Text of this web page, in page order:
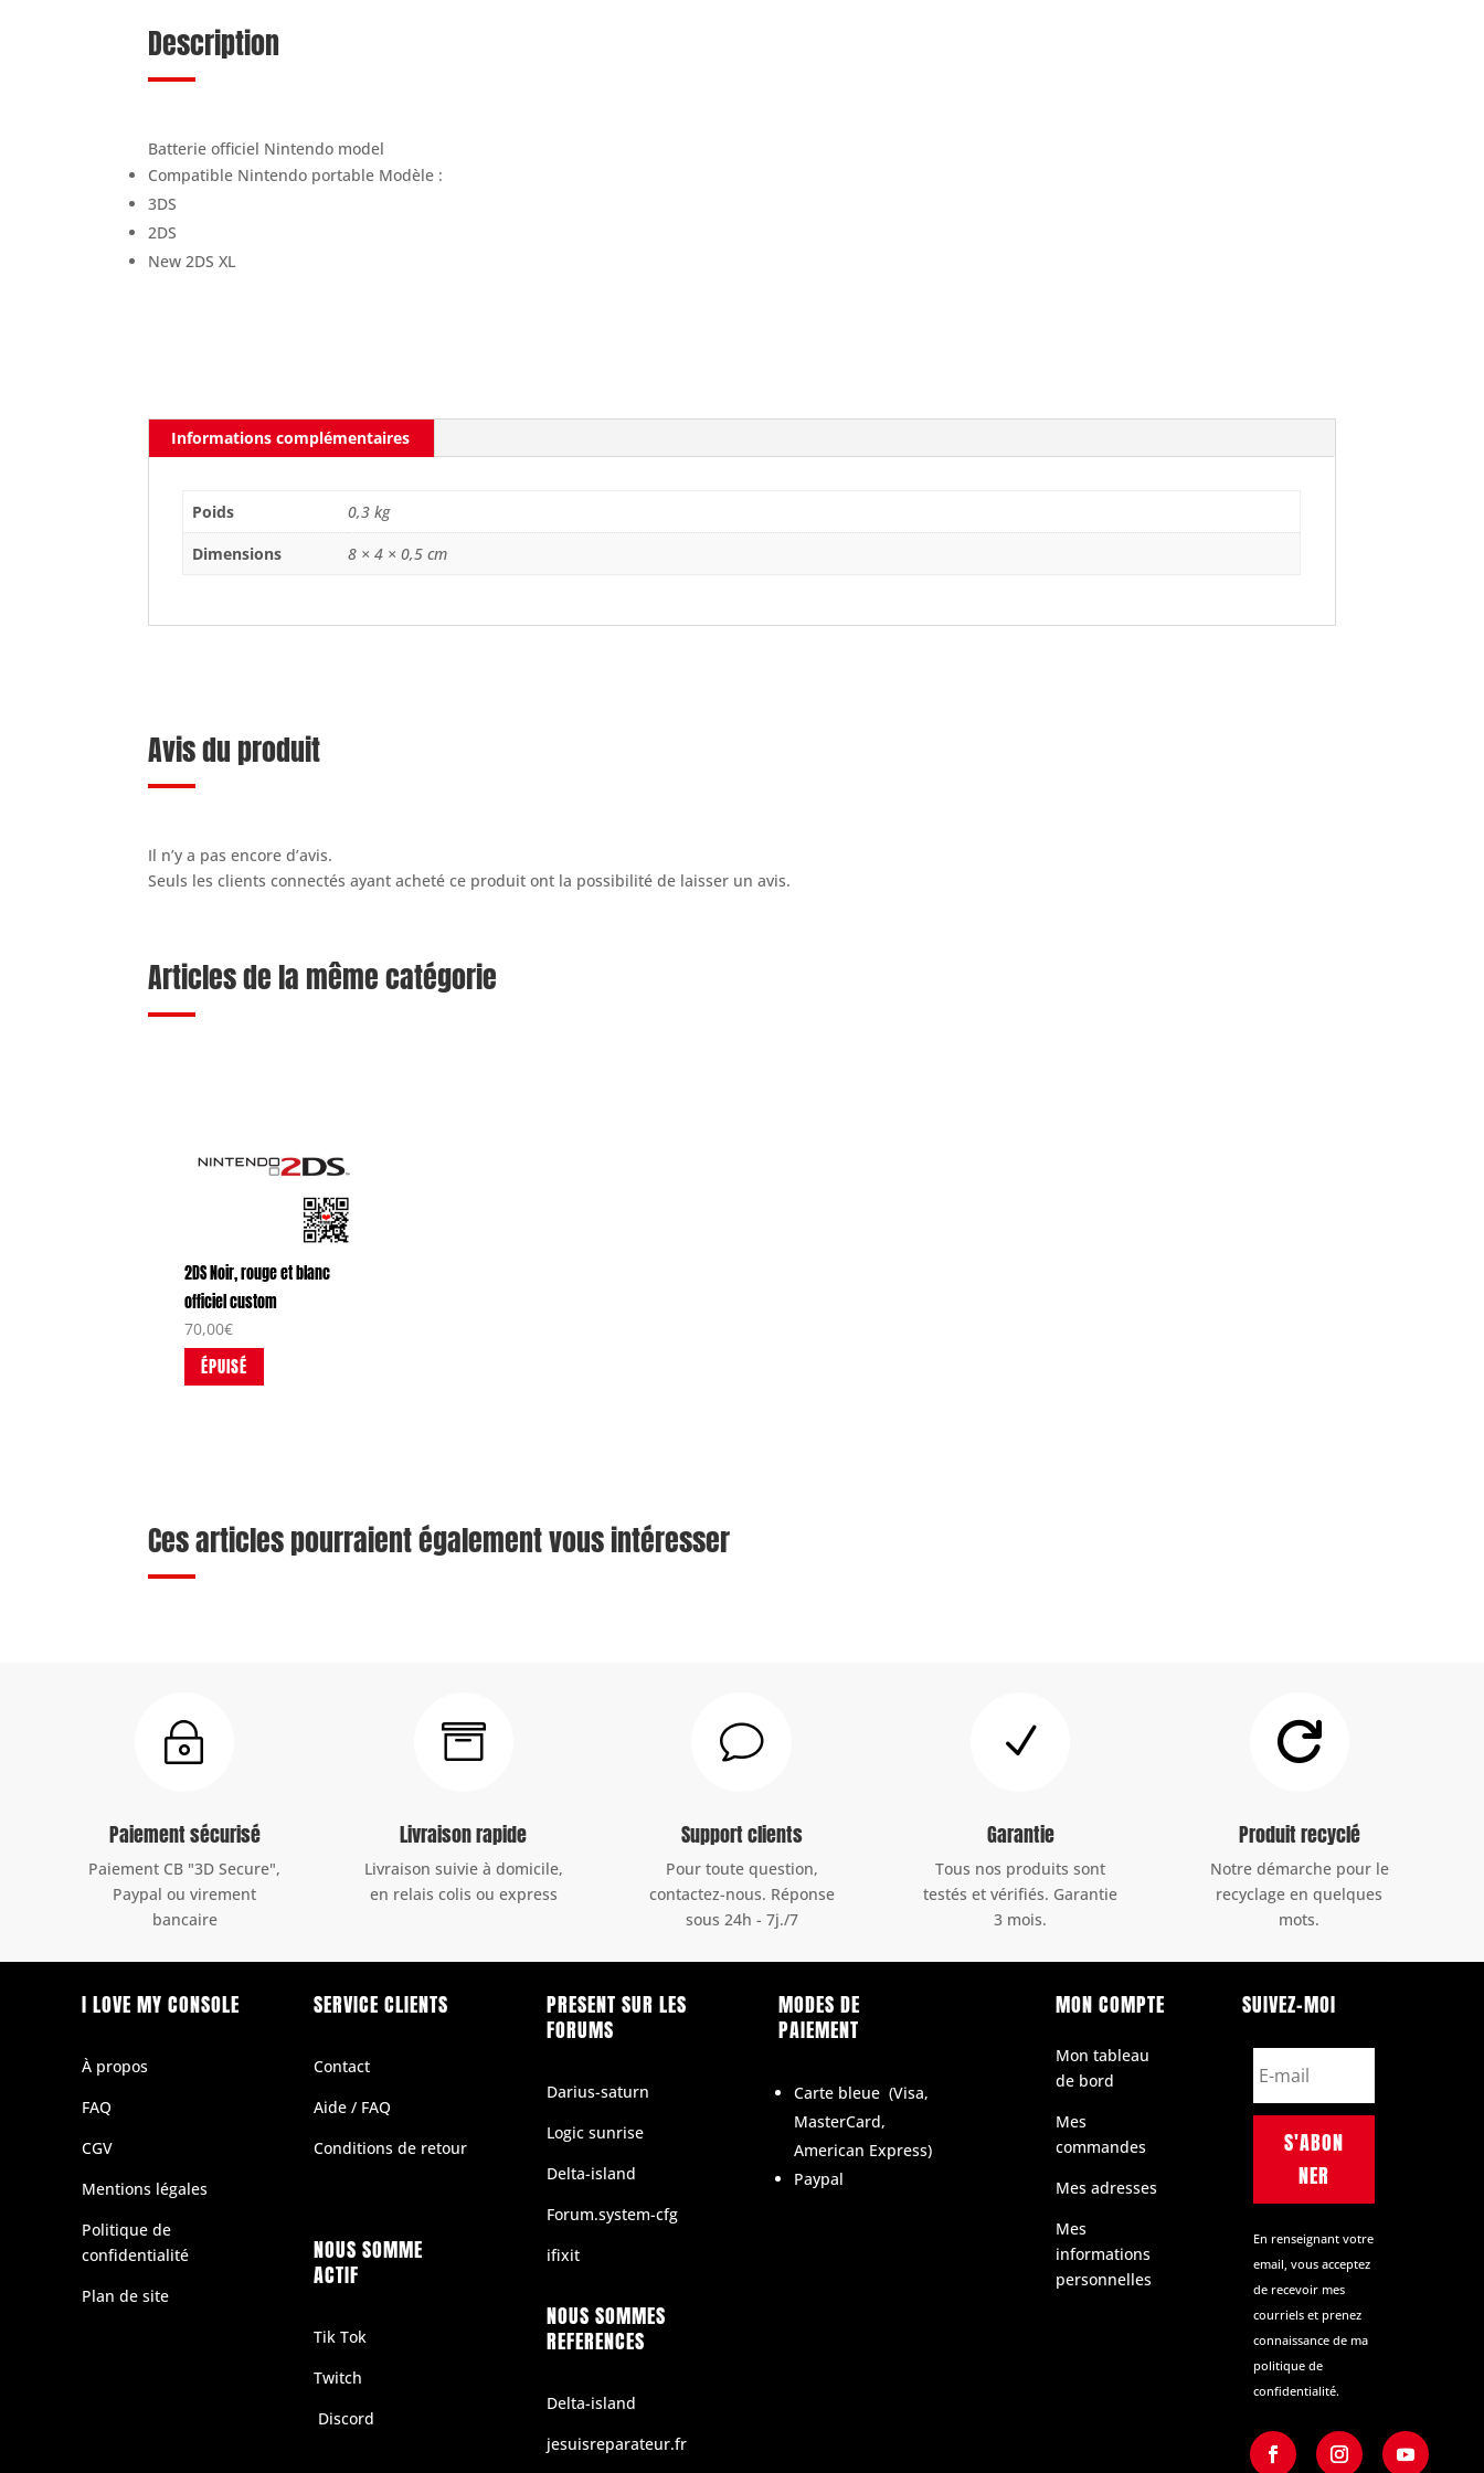
Description
Batterie officiel Nintendo model
Compatible Nintendo portable Modèle :
3DS
2DS
New 2DS XL
Informations complémentaires
Poids
0,3 kg
Dimensions
8 × 4 × 0,5 cm
Avis du produit
Il n’y a pas encore d’avis.
Seuls les clients connectés ayant acheté ce produit ont la possibilité de laisser un avis.
Articles de la même catégorie
2DS Noir, rouge et blanc
officiel custom
70,00€
ÉPUISÉ
Ces articles pourraient également vous intéresser
~
Paiement sécurisé
Paiement CB "3D Secure",
Paypal ou virement
bancaire

Livraison rapide
Livraison suivie à domicile,
en relais colis ou express
v
Support clients
Pour toute question,
contactez-nous. Réponse
sous 24h - 7j./7
N
Garantie
Tous nos produits sont
testés et vérifiés. Garantie
3 mois.

Produit recyclé
Notre démarche pour le
recyclage en quelques
mots.
I LOVE MY CONSOLE
À propos
FAQ
CGV
Mentions légales
Politique de
confidentialité
Plan de site
SERVICE CLIENTS
Contact
Aide / FAQ
Conditions de retour
NOUS SOMME
ACTIF
Tik Tok
Twitch
Discord
PRESENT SUR LES
FORUMS
Darius-saturn
Logic sunrise
Delta-island
Forum.system-cfg
ifixit
NOUS SOMMES
REFERENCES
Delta-island
jesuisreparateur.fr
MODES DE
PAIEMENT
Carte bleue (Visa,
MasterCard,
American Express)
Paypal
MON COMPTE
Mon tableau
de bord
Mes
commandes
Mes adresses
Mes
informations
personnelles
SUIVEZ-MOI
S'ABON
NER
En renseignant votre
email, vous acceptez
de recevoir mes
courriels et prenez
connaissance de ma
politique de
confidentialité.